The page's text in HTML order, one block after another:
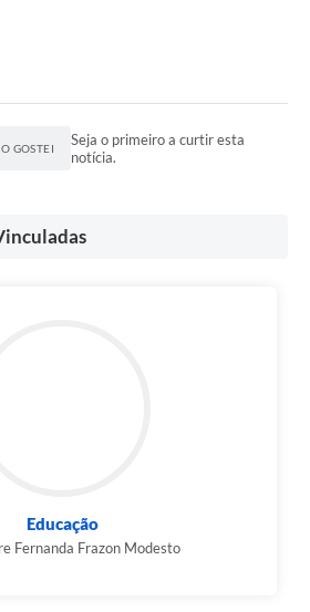
GOSTEI
Seja o primeiro a curtir esta
notícia.
Educação
Fernanda Frazon Modesto